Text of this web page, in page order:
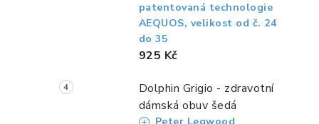
patentovaná technologie
AEQUOS, velikost od č. 24
do 35
925 Kč
Dolphin Grigio - zdravotní
dámská obuv šedá